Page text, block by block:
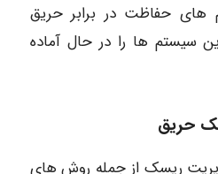
حفاظت در برابر حریق
سیستم ها را در حال آماده
حریق
ریسک از جمله روش های